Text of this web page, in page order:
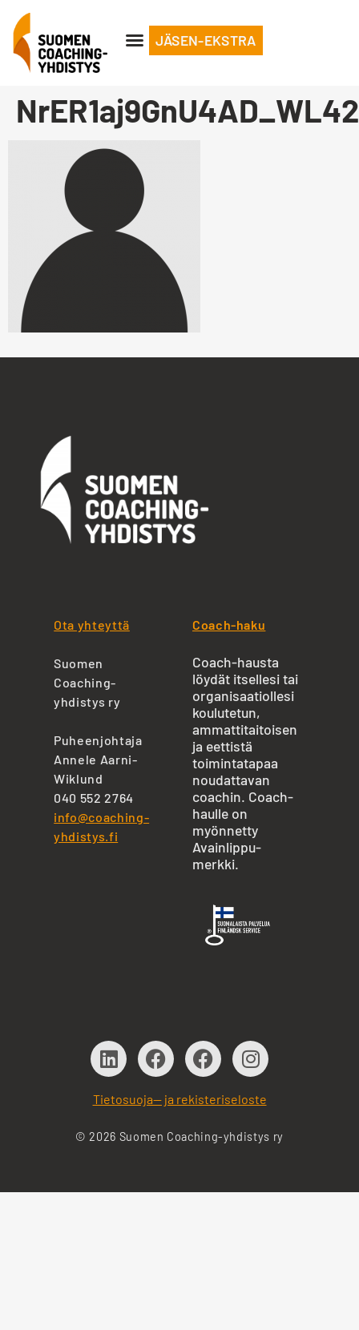
JÄSEN-EKSTRA
Ota yhteyttä
Suomen
Coaching-
yhdistys ry
Puheenjohtaja
Annele Aarni-
Wiklund
040 552 2764
info@coaching-
yhdistys.fi
Coach-haku
Coach-hausta
löydät itsellesi tai
organisaatiollesi
koulutetun,
ammattitaitoisen
ja eettistä
toimintatapaa
noudattavan
coachin. Coach-
haulle on
myönnetty
Avainlippu-
merkki.
Tietosuoja— ja rekisteriseloste
© 2026 Suomen Coaching-yhdistys ry